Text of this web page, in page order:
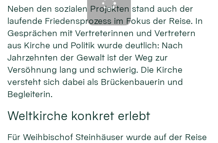
Neben den sozialen Projekten stand auch der
laufende Friedensprozess im Fokus der Reise. In
Gesprächen mit Vertreterinnen und Vertretern
aus Kirche und Politik wurde deutlich: Nach
Jahrzehnten der Gewalt ist der Weg zur
Versöhnung lang und schwierig. Die Kirche
versteht sich dabei als Brückenbauerin und
Begleiterin.
Weltkirche konkret erlebt
Für Weihbischof Steinhäuser wurde auf der Reise